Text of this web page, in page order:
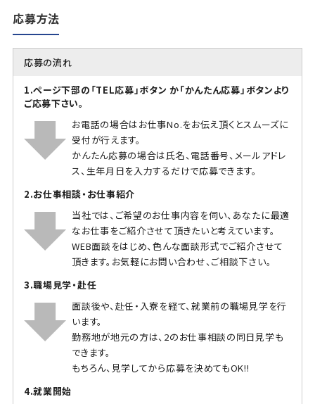
応募方法
応募の流れ
1.ページ下部の「TEL応募」ボタン か「かんたん応募」ボタンより
ご応募下さい。
お電話の場合はお仕事No.をお伝え頂くとスムーズに
受付が行えます。
かんたん応募の場合は氏名、電話番号、メールアドレ
ス、生年月日を入力するだけで応募できます。
2.お仕事相談・お仕事紹介
当社では、ご希望のお仕事内容を伺い、あなたに最適
なお仕事をご紹介させて頂きたいと考えています。
WEB面談をはじめ、色んな面談形式でご紹介させて
頂きます。お気軽にお問い合わせ、ご相談下さい。
3.職場見学・赴任
面談後や、赴任・入寮を経て、就業前の職場見学を行
います。
勤務地が地元の方は、2のお仕事相談の同日見学も
できます。
もちろん、見学してから応募を決めてもOK!!
4.就業開始